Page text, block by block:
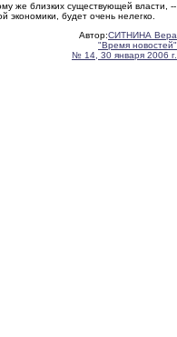
же близких существующей власти, --
будет очень нелегко.
Автор:СИТНИНА Вера
"Время новостей"
№ 14, 30 января 2006 г.